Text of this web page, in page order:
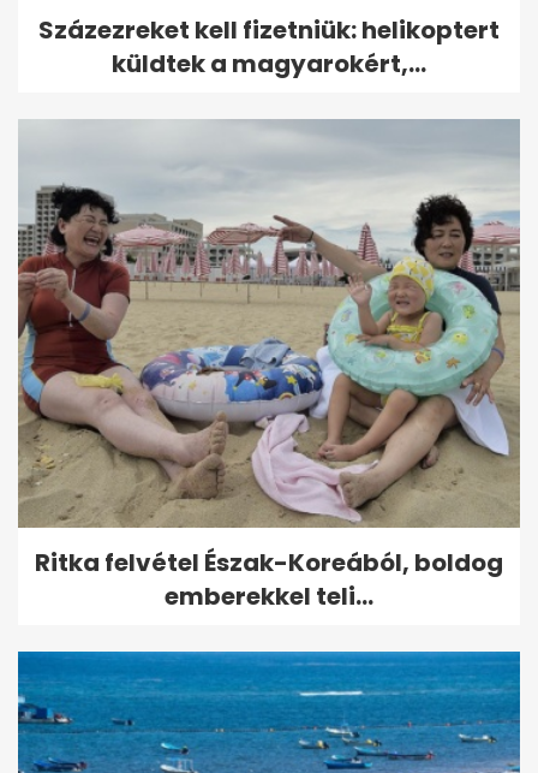
Százezreket kell fizetniük: helikoptert
küldtek a magyarokért,...
Ritka felvétel Észak-Koreából, boldog
emberekkel teli...